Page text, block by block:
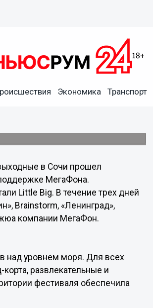
Экономика Транспорт
в Сочи прошел
МегаФона.
Little Big. В течение трех дней
Brainstorm, «Ленинград»,
компании МегаФон.
над уровнем моря. Для всех
развлекательные и
фестиваля обеспечила